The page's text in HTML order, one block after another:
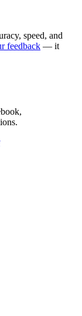
speed, and
feedback — it